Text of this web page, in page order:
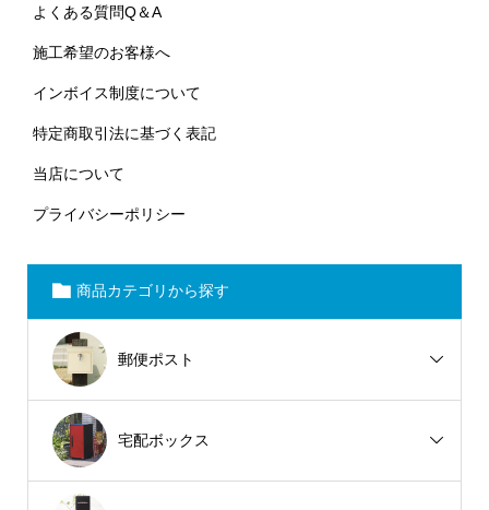
よくある質問Q＆A
施工希望のお客様へ
インボイス制度について
特定商取引法に基づく表記
当店について
プライバシーポリシー
商品カテゴリから探す
郵便ポスト
宅配ボックス